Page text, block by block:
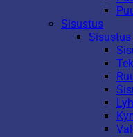
Sisustus
Sisustus